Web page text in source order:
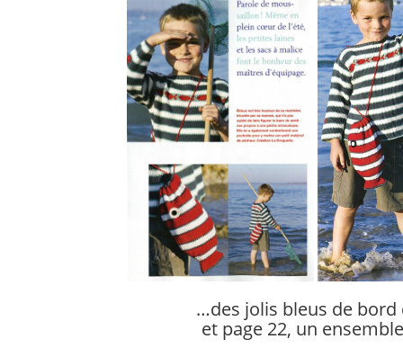
…des jolis bleus de
et page 22, un